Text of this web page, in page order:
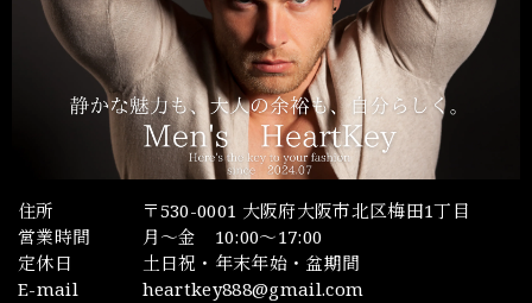
住所
〒530-0001 大阪府大阪市北区梅田1丁目
営業時間
月～金 10:00～17:00
定休日
土日祝・年末年始・盆期間
E-mail
heartkey888@gmail.com